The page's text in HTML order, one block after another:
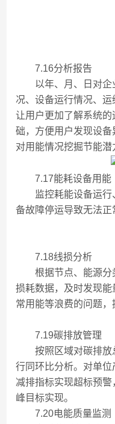
7.16分析报告
以年、月、日对企
况、设备运行情况、运
让用户更加了解系统
础，方便用户发现设
对用能情况挖掘节能潜
7.17能耗设备用能
监控耗能设备运行
备故障停运导致无法正
7.18线损分析
根据节点、能源分
损耗数据，及时发现
常用能等浪费的问题，
7.19碳排放管理
按照区域对碳排放
行同环比分析。对单
减排指标实现超标预
峰目标实现。
7.20电能质量监测